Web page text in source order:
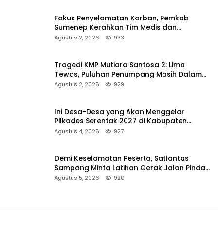
Fokus Penyelamatan Korban, Pemkab
Sumenep Kerahkan Tim Medis dan
Ambulans ke Pelabuhan Kalianget
Agustus 2, 2026 933
Tragedi KMP Mutiara Santosa 2: Lima
Tewas, Puluhan Penumpang Masih Dalam
Pencarian
Agustus 2, 2026 929
Ini Desa-Desa yang Akan Menggelar
Pilkades Serentak 2027 di Kabupaten
Sumenep
Agustus 4, 2026 927
Demi Keselamatan Peserta, Satlantas
Sampang Minta Latihan Gerak Jalan Pindah
ke Lokasi Aman
Agustus 5, 2026 920